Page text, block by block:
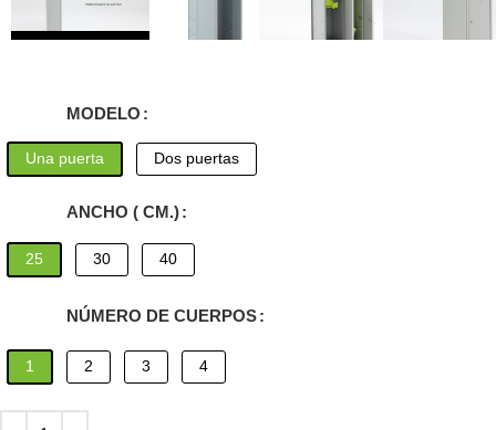
MODELO
Una puerta Dos puertas
ANCHO ( CM.)
25 30 40
NÚMERO DE CUERPOS
1 2 3 4